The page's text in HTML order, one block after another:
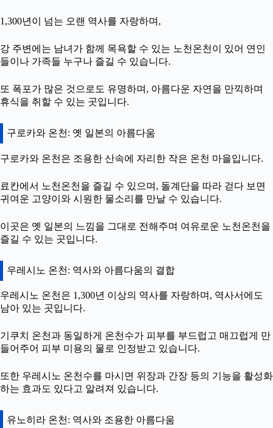
1,300년이 넘는 오랜 역사를 자랑하며,
강 주변에는 남녀가 함께 목욕할 수 있는 노천온천이 있어 연인
들이나 가족들 누구나 즐길 수 있습니다.
또 폭포가 많은 것으로도 유명하며, 아름다운 자연을 만끽하며
휴식을 취할 수 있는 곳입니다.
구로카와 온천: 옛 일본의 아름다움
구로카와 온천은 조용한 산속에 자리한 작은 온천 마을입니다.
료칸에서 노천온천을 즐길 수 있으며, 돌계단을 따라 걷다 보면
귀여운 고양이와 시원한 물소리를 만날 수 있습니다.
이곳은 옛 일본의 느낌을 그대로 전해주며 여유로운 노천온천을
즐길 수 있는 곳입니다.
우레시노 온천: 역사와 아름다움의 결합
우레시노 온천은 1,300년 이상의 역사를 자랑하며, 역사서에도
남아 있는 곳입니다.
기쿠치 온천과 동일하게 온천수가 피부를 부드럽고 매끄럽게 만
들어주어 피부 미용의 물로 인정받고 있습니다.
또한 우레시노 온천수를 마시면 위장과 간장 등의 기능을 활성화
하는 효과도 있다고 알려져 있습니다.
유노히라 온천: 역사와 조용한 아름다움